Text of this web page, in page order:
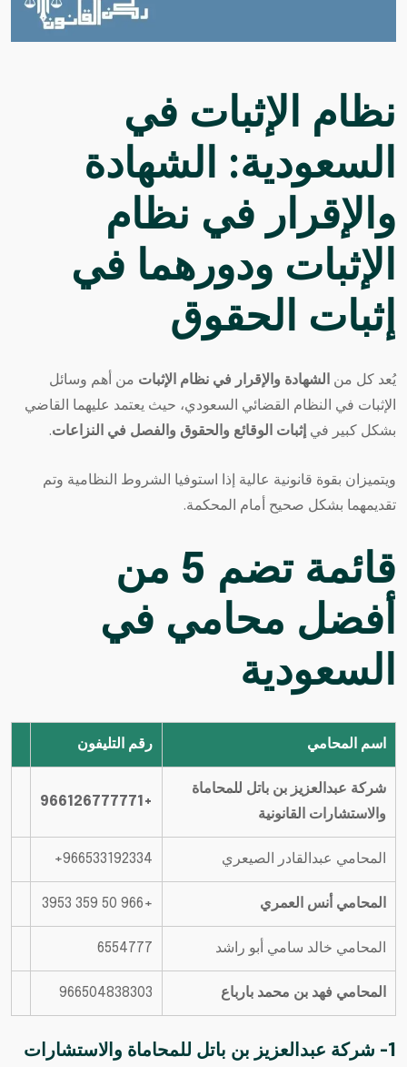
نظام الإثبات في
السعودية: الشهادة
والإقرار في نظام
الإثبات ودورهما في
إثبات الحقوق
يُعد كل من الشهادة والإقرار في نظام الإثبات من أهم وسائل
الإثبات في النظام القضائي السعودي، حيث يعتمد عليهما القاضي
بشكل كبير في إثبات الوقائع والحقوق والفصل في النزاعات.
ويتميزان بقوة قانونية عالية إذا استوفيا الشروط النظامية وتم
تقديمهما بشكل صحيح أمام المحكمة.
قائمة تضم 5 من
أفضل محامي في
السعودية
اسم المحامي رقم التليفون
شركة عبدالعزيز بن باتل للمحاماة
والاستشارات القانونية
+966126777771
المحامي عبدالقادر الصيعري
المحامي أنس العمري +966 50 359 3953
المحامي خالد سامي أبو راشد 6554777
المحامي فهد بن محمد بارباع 966504838303
1- شركة عبدالعزيز بن باتل للمحاماة والاستشارات